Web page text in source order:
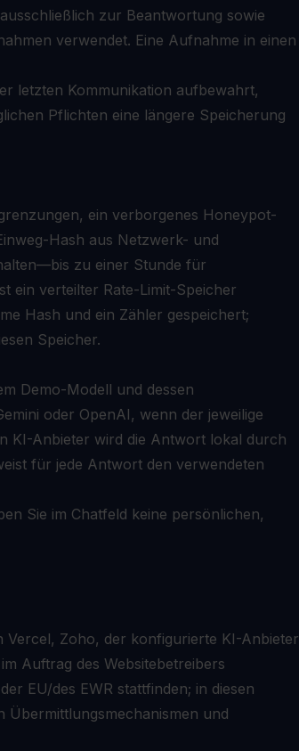
zur Beantwortung sowie
verwendet. Eine Aufnahme in einen
letzten Kommunikation aufbewahrt,
Pflichten eine längere Speicherung
ein verborgenes Honeypot-
Hash aus Netzwerk- und
zu einer Stunde für
ein verteilter Rate-Limit-Speicher
Hash und ein Zähler gespeichert;
Speicher.
Demo-Modell und dessen
oder OpenAI, wenn der jeweilige
KI-Anbieter wird die Antwort lokal durch
für jede Antwort den verwendeten
Sie im Chatfeld keine persönlichen,
Zoho, der konfigurierte KI-Anbieter
Auftrag des Websitebetreibers
EU/des EWR stattfinden; in diesen
Übermittlungsmechanismen und